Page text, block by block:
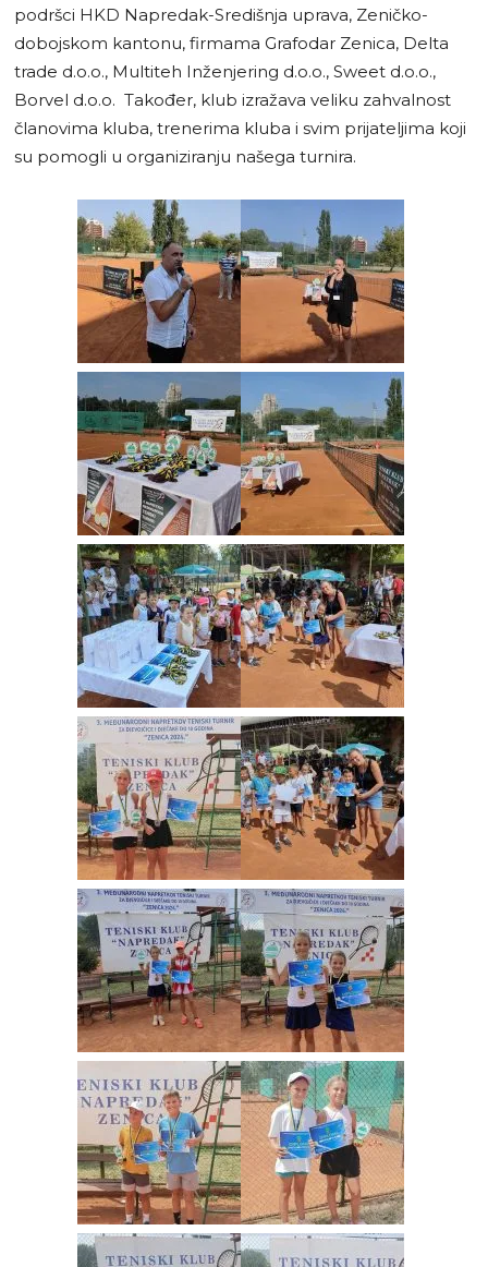
podršci HKD Napredak-Središnja uprava, Zeničko-
dobojskom kantonu, firmama Grafodar Zenica, Delta
trade d.o.o., Multiteh Inženjering d.o.o., Sweet d.o.o.,
Borvel d.o.o. Također, klub izražava veliku zahvalnost
članovima kluba, trenerima kluba i svim prijateljima koji
su pomogli u organiziranju našega turnira.